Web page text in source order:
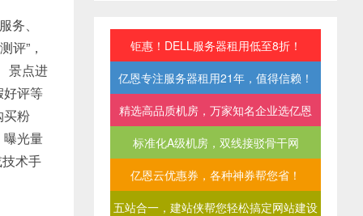
、
评”，
景点进
好评等
买粉
曝光量
术手
钜惠！DELL服务器租用低至8折！
亿恩专注服务器租用21年，值得信赖！
精选高品质机房，万家知名企业选亿恩
标准化A级机房，双线接驳骨干网
亿恩云优惠券，各种神券帮您省！
五站合一，建站侠帮您轻松搞定网站建设